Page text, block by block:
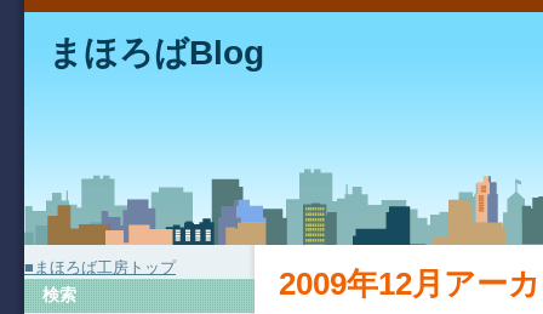
まほろばBlog
2009年12月アー
■まほろば工房トップ
検索